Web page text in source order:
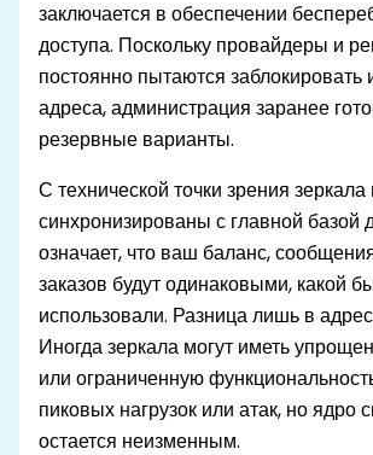
заключается в обеспечении
доступа. Поскольку провайдеры и
постоянно пытаются заблокировать
адреса, администрация заранее
резервные варианты.
С технической точки зрения
синхронизированы с главной базой
означает, что ваш баланс,
заказов будут одинаковыми, какой
использовали. Разница лишь в
Иногда зеркала могут иметь
или ограниченную
пиковых нагрузок или атак, но ядро
остается неизменным.